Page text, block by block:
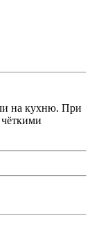
на кухню. При